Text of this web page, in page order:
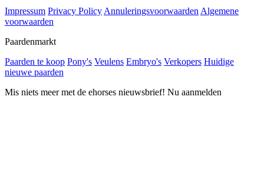
Impressum Privacy Policy Annuleringsvoorwaarden Algemene
voorwaarden
Paardenmarkt
Paarden te koop Pony's Veulens Embryo's Verkopers Huidige
nieuwe paarden
Mis niets meer met de ehorses nieuwsbrief! Nu aanmelden